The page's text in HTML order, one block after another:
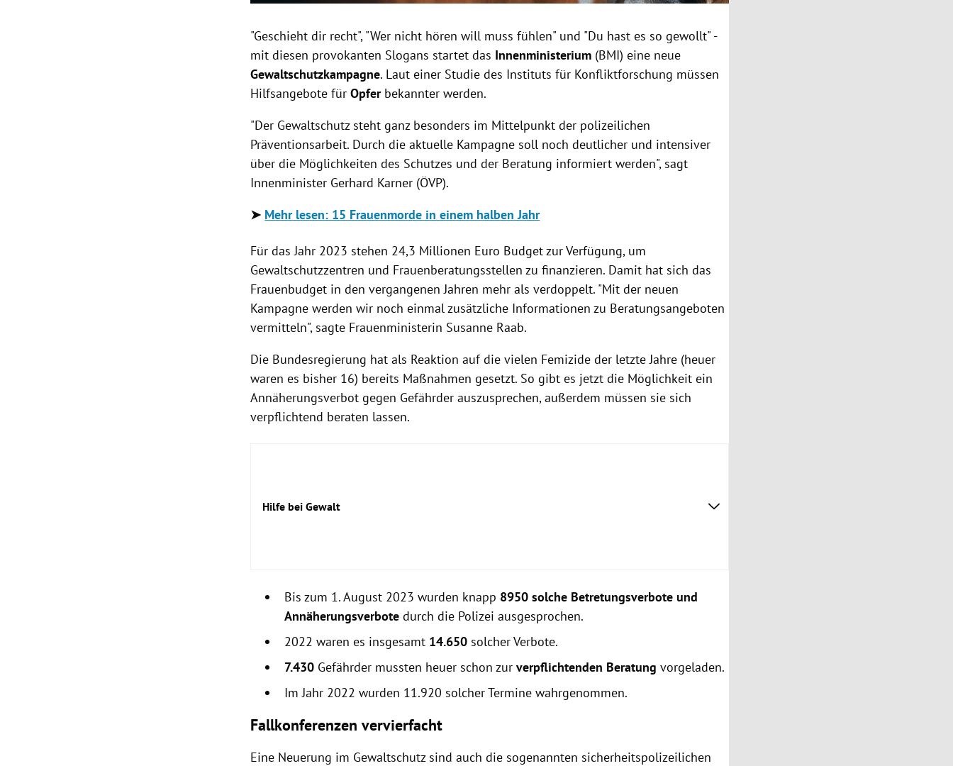
"Geschieht dir recht", "Wer nicht hören will muss fühlen" und "Du hast es so gewollt" -
mit diesen provokanten Slogans startet das Innenministerium (BMI) eine neue
Gewaltschutzkampagne. Laut einer Studie des Instituts für Konfliktforschung müssen
Hilfsangebote fürOpfer bekannter werden.
"Der Gewaltschutz steht ganz besonders im Mittelpunkt der polizeilichen
Präventionsarbeit. Durch die aktuelle Kampagne soll noch deutlicher und intensiver
über die Möglichkeiten des Schutzes und der Beratung informiert werden", sagt
Innenminister Gerhard Karner (ÖVP).
➤ Mehr lesen: 15 Frauenmorde in einem halben Jahr
Für das Jahr 2023 stehen 24,3 Millionen Euro Budget zur Verfügung, um
Gewaltschutzzentren und Frauenberatungsstellen zu finanzieren. Damit hat sich das
Frauenbudget in den vergangenen Jahren mehr als verdoppelt. "Mit der neuen
Kampagne werden wir noch einmal zusätzliche Informationen zu Beratungsangeboten
vermitteln", sagte Frauenministerin Susanne Raab.
Die Bundesregierung hat als Reaktion auf die vielen Femizide der letzte Jahre (heuer
waren es bisher 16) bereits Maßnahmen gesetzt. So gibt es jetzt die Möglichkeit ein
Annäherungsverbot gegen Gefährder auszusprechen, außerdem müssen sie sich
verpflichtend beraten lassen.
Hilfe bei Gewalt
www.frauenhelpline.at
www.aoef.at
Bis zum 1. August 2023 wurden knapp 8950 solche Betretungsverbote und
Annäherungsverbote durch die Polizei ausgesprochen.
2022 waren es insgesamt 14.650solcher Verbote.
7.430 Gefährder mussten heuer schon zurverpflichtenden Beratung vorgeladen.
Im Jahr 2022 wurden 11.920 solcher Termine wahrgenommen.
Fallkonferenzen vervierfacht
Eine Neuerung im Gewaltschutz sind auch die sogenannten sicherheitspolizeilichen